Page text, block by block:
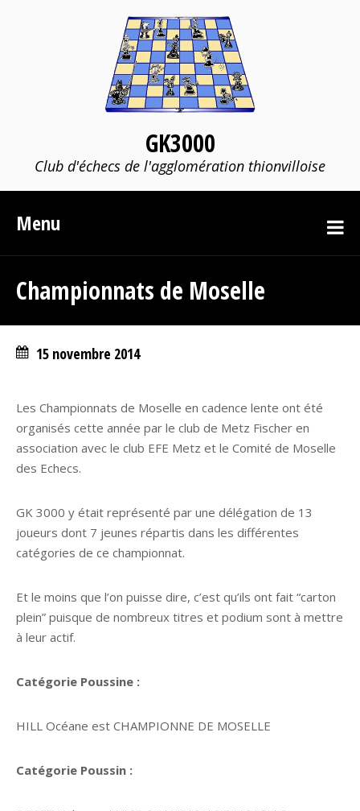
GK3000
Club d'échecs de l'agglomération thionvilloise
Menu
Championnats de Moselle
15 novembre 2014
Les Championnats de Moselle en cadence lente ont été
organisés cette année par le club de Metz Fischer en
association avec le club EFE Metz et le Comité de Moselle
des Echecs.
GK 3000 y était représenté par une délégation de 13
joueurs dont 7 jeunes répartis dans les différentes
catégories de ce championnat.
Et le moins que l’on puisse dire, c’est qu’ils ont fait “carton
plein” puisque de nombreux titres et podium sont à mettre
à leur actif.
Catégorie Poussine :
HILL Océane est CHAMPIONNE DE MOSELLE
Catégorie Poussin :